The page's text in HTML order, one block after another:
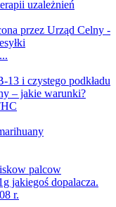
uzależnień
przez Urząd Celny -
13 i czystego podkładu
– jakie warunki?
palcow
jakiegoś dopalacza.
r.